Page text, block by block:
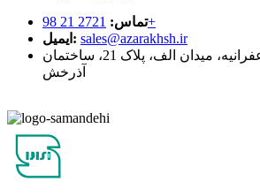
تماس:2721 21 98+
ایمیل: sales@azarakhsh.ir
تهران، زعفرانیه، میدان الف، پلاک 21، ساختمان
آذرخش